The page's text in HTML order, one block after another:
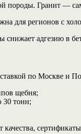
породы. Гранит —
для регионов с
адгезию в
по Москве и
щебня;
30 тонн;